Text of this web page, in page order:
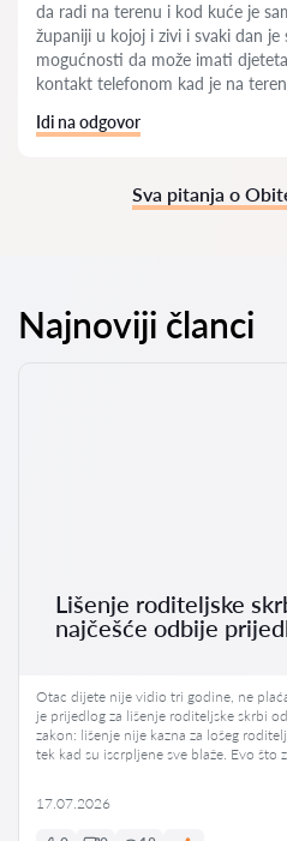
da radi na terenu i kod kuće je
županiji u kojoj i zivi i svaki dan je
mogućnosti da može imati
kontakt telefonom kad je na
Idi na odgovor
Sva pitanja o
Najnoviji članci
Lišenje roditeljske
najčešće odbije
Otac dijete nije vidio tri godine, ne
je prijedlog za lišenje roditeljske skrbi
zakon: lišenje nije kazna za lošeg
tek kad su iscrpljene sve blaže. Evo
17.07.2026